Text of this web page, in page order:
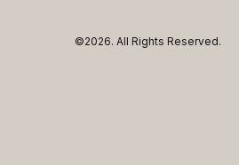
©2026. All Rights Reserved.